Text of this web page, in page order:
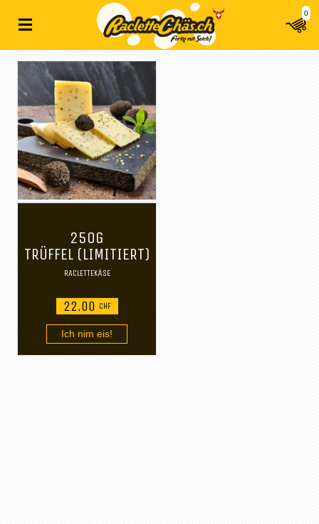
0
250G
TRÜFFEL (LIMITIERT)
RACLETTEKÄSE
22.00 CHF
Ich nim eis!